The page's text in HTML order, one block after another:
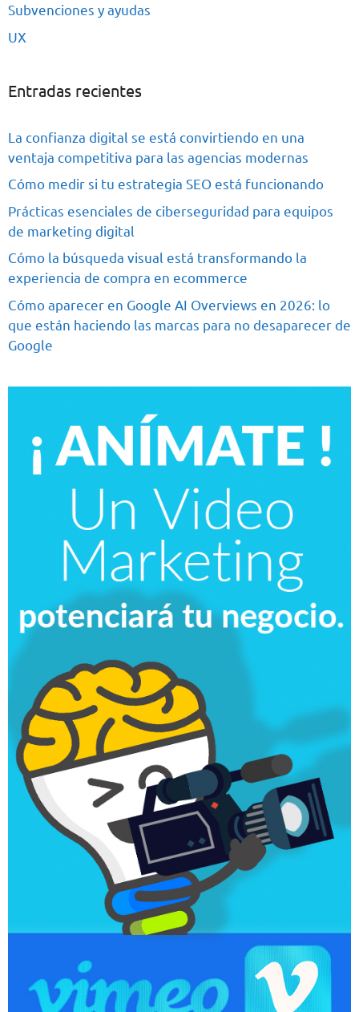
Subvenciones y ayudas
UX
Entradas recientes
La confianza digital se está convirtiendo en una
ventaja competitiva para las agencias modernas
Cómo medir si tu estrategia SEO está funcionando
Prácticas esenciales de ciberseguridad para equipos
de marketing digital
Cómo la búsqueda visual está transformando la
experiencia de compra en ecommerce
Cómo aparecer en Google AI Overviews en 2026: lo
que están haciendo las marcas para no desaparecer de
Google